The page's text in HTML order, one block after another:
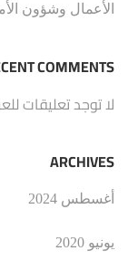
الأعمال وشؤون
COMMENTS
لا توجد تعليقات
ARCHIVES
أغسطس 2024
يونيو 2020